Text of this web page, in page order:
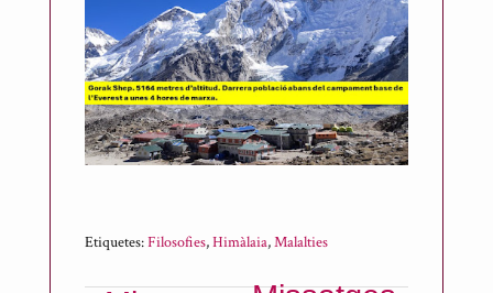
Etiquetes:Filosofies,Himàlaia,Malalties